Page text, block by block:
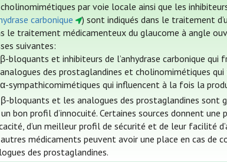
par voie locale ainsi que les
carbonique
) sont indiqués dans le traitement
le traitement médicamenteux du glaucome à angle
suivantes:
β-bloquants et inhibiteurs de l’anhydrase carbonique qui
analogues des prostaglandines et cholinomimétiques
α-sympathicomimétiques qui influencent à la fois la
bloquants et les analogues des prostaglandines sont
bon profil d’innocuité. Certaines sources donnent
d’un meilleur profil de sécurité et de leur facilité
médicaments peuvent avoir une place en cas
des prostaglandines.